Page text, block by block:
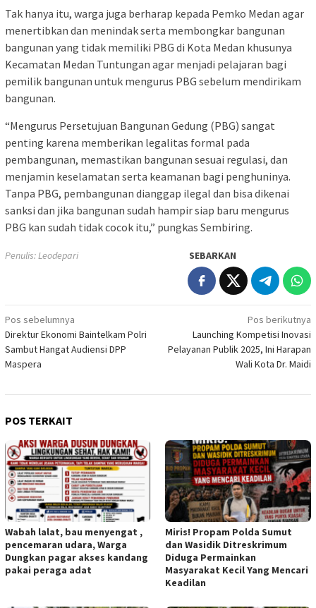
Tak hanya itu, warga juga berharap kepada Pemko Medan agar
menertibkan dan menindak serta membongkar bangunan
bangunan yang tidak memiliki PBG di Kota Medan khusunya
Kecamatan Medan Tuntungan agar menjadi pelajaran bagi
pemilik bangunan untuk mengurus PBG sebelum mendirikam
bangunan.
“Mengurus Persetujuan Bangunan Gedung (PBG) sangat
penting karena memberikan legalitas formal pada
pembangunan, memastikan bangunan sesuai regulasi, dan
menjamin keselamatan serta keamanan bagi penghuninya.
Tanpa PBG, pembangunan dianggap ilegal dan bisa dikenai
sanksi dan jika bangunan sudah hampir siap baru mengurus
PBG kan sudah tidak cocok itu,” pungkas Sembiring.
Penulis: Leodepari SEBARKAN
Navigasi
pos
Pos sebelumnya
Direktur Ekonomi Baintelkam Polri
Sambut Hangat Audiensi DPP
Maspera
Pos berikutnya
Launching Kompetisi Inovasi
Pelayanan Publik 2025, Ini Harapan
Wali Kota Dr. Maidi
POS TERKAIT
Wabah lalat, bau menyengat ,
pencemaran udara, Warga
Dungkan pagar akses kandang
pakai peraga adat
Miris! Propam Polda Sumut
dan Wasidik Ditreskrimum
Diduga Permainkan
Masyarakat Kecil Yang Mencari
Keadilan